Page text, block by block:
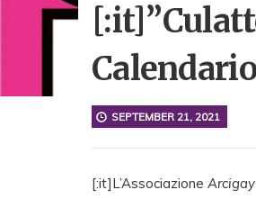
SEPTEMBER 21, 2021
[:it]L’Associazione